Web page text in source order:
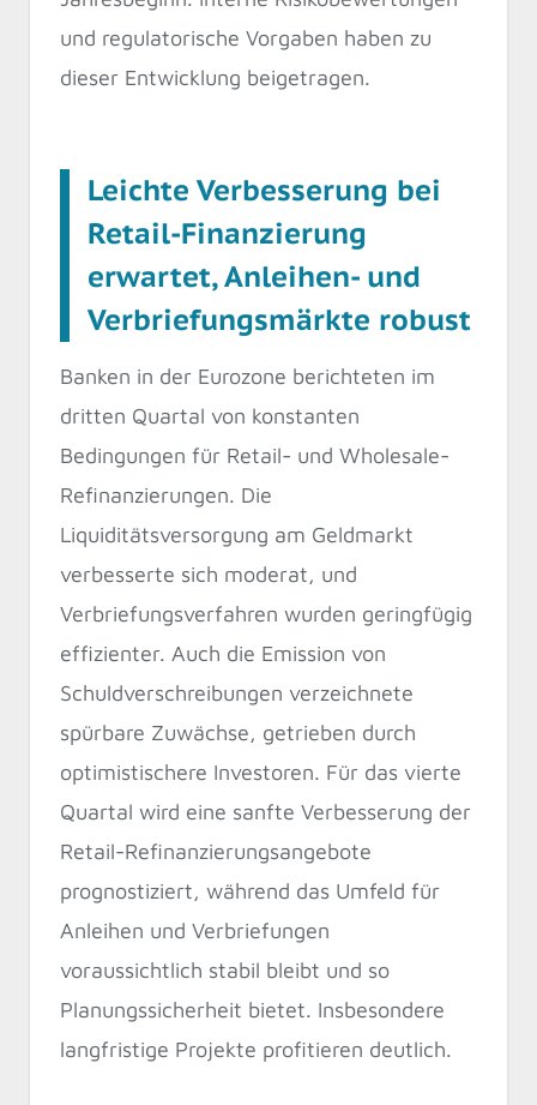
und regulatorische Vorgaben haben zu
dieser Entwicklung beigetragen.
Leichte Verbesserung bei
Retail-Finanzierung
erwartet, Anleihen- und
Verbriefungsmärkte robust
Banken in der Eurozone berichteten im
dritten Quartal von konstanten
Bedingungen für Retail- und Wholesale-
Refinanzierungen. Die
Liquiditätsversorgung am Geldmarkt
verbesserte sich moderat, und
Verbriefungsverfahren wurden geringfügig
effizienter. Auch die Emission von
Schuldverschreibungen verzeichnete
spürbare Zuwächse, getrieben durch
optimistischere Investoren. Für das vierte
Quartal wird eine sanfte Verbesserung der
Retail-Refinanzierungsangebote
prognostiziert, während das Umfeld für
Anleihen und Verbriefungen
voraussichtlich stabil bleibt und so
Planungssicherheit bietet. Insbesondere
langfristige Projekte profitieren deutlich.